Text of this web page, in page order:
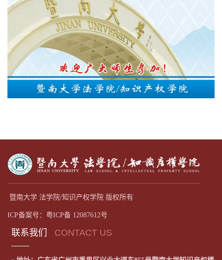
暨南大学 法学院/知识产权学院 版权所有
ICP备案号：粤ICP备 12087612号
联系我们 CONTACT US